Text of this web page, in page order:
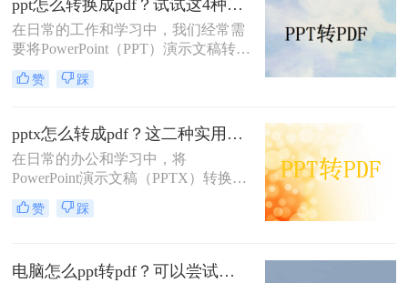
介绍三种不同的PPT转PDF方法。
ppt怎么转换成pdf？试试这4种转换方法！
在日常的工作和学习中，我们经常需
要将PowerPoint（PPT）演示文稿转换
为PDF格式。PDF文件因其跨平台兼
容性、格式稳定性和便于分享的特
示的首选格式。无论是为了在线分
享、打印成册还是确保演示内容的格
式一致性，将PPT转换为PDF都是一
个明智的选择。那么ppt怎么转换成
pdf呢？本文将详细介绍几种将PPT转
换成PDF的方法，帮助您轻松完成这
赞 踩
pptx怎么转成pdf？这二种实用方法轻松解决！
在日常的办公和学习中，将
PowerPoint演示文稿（PPTX）转换为
PDF格式是一项常见且重要的任务。
PDF格式因其良好的跨平台兼容性、
件格式。本文将详细介绍pptx怎么转
赞 踩
电脑怎么ppt转pdf？可以尝试一下这3个转换方法！